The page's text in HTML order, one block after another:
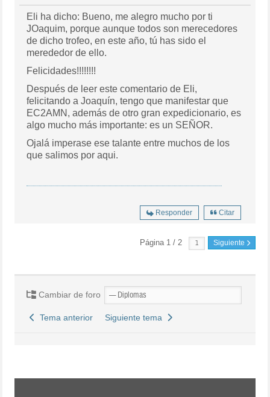
Eli ha dicho: Bueno, me alegro mucho por ti
JOaquim, porque aunque todos son merecedores
de dicho trofeo, en este año, tú has sido el
merededor de ello.
Felicidades!!!!!!!!
Después de leer este comentario de Eli,
felicitando a Joaquín, tengo que manifestar que
EC2AMN, además de otro gran expedicionario, es
algo mucho más importante: es un SEÑOR.
Ojalá imperase ese talante entre muchos de los
que salimos por aqui.
Responder Citar
Página 1 / 2 Siguiente
Cambiar de foro
Tema anterior Siguiente tema